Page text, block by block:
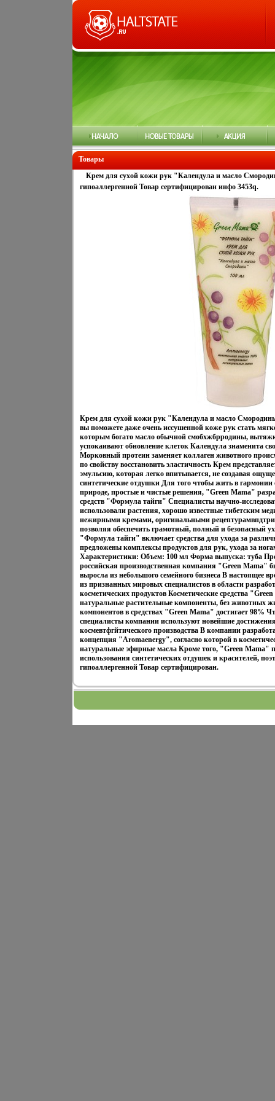
Товары
Крем для сухой кожи рук "Календула и масло
гипоаллергенной Товар сертифицирован инфо 3453q.
Крем для сухой кожи рук "Календула и масло
вы поможете даже очень иссушенной коже рук стать
которым богато масло обычной смобхжбрродины,
успокаивают обновление клеток Календула знаменита
Морковный протеин заменяет коллаген животного
по свойству восстановить эластичность Крем
эмульсию, которая легко впитывается, не создавая
синтетические отдушки Для того чтобы жить в гармонии
природе, простые и чистые решения, "Green Mama"
средств "Формула тайги" Специалисты научно-
использовали растения, хорошо известные тибетским
нежирными кремами, оригинальными
позволяя обеспечить грамотный, полный и безопасный
"Формула тайги" включает средства для ухода за
предложены комплексы продуктов для рук, ухода за
Характеристики: Объем: 100 мл Форма выпуска: туба
российская производственная компания "Green Mama"
выросла из небольшого семейного бизнеса В настоящее
из признанных мировых специалистов в области
косметических продуктов Косметические средства
натуральные растительные компоненты, без животных
компонентов в средствах "Green Mama" достигает 98%
специалисты компании используют новейшие
космевтфгйтического производства В компании
концепция "Aromaenergy", согласно которой в
натуральные эфирные масла Кроме того, "Green Mama"
использования синтетических отдушек и красителей,
гипоаллергенной Товар сертифицирован.